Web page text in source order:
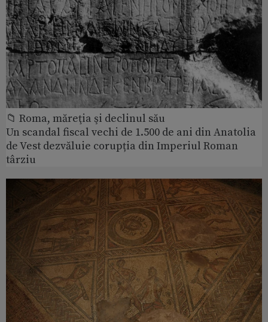
📁 Roma, măreţia şi declinul său
Un scandal fiscal vechi de 1.500 de ani din Anatolia
de Vest dezvăluie corupția din Imperiul Roman
târziu